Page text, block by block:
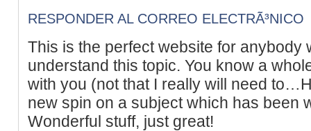
RESPONDER AL CORREO ELECTRÃ³NICO
This is the perfect website for anybody
understand this topic. You know a
with you (not that I really will need
new spin on a subject which has been
Wonderful stuff, just great!